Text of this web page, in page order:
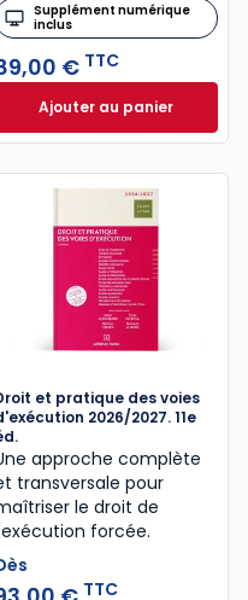
procédures collectives 2025/
Supplément numérique
inclus
€ TTC
Ajouter au panier
Code de la
et pratique des voies
2026/2027. 11e
approche complète
transversale pour
le droit de
forcée.
TTC